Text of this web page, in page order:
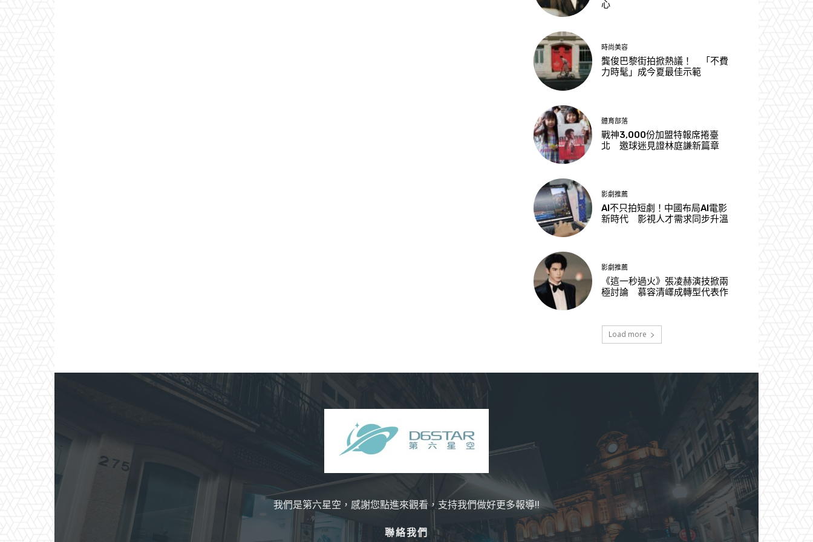
心
時尚美容
龔俊巴黎街拍掀熱議！ 「不費
力時髦」成今夏最佳示範
體育部落
戰神3,000份加盟特報席捲臺
北 邀球迷見證林庭謙新篇章
影劇推薦
AI不只拍短劇！中國布局AI電影
新時代 影視人才需求同步升溫
影劇推薦
《這一秒過火》張凌赫演技掀兩
極討論 慕容清嶧成轉型代表作
Load more
我們是第六星空，感謝您點進來觀看，支持我們做好更多報導!!
聯絡我們